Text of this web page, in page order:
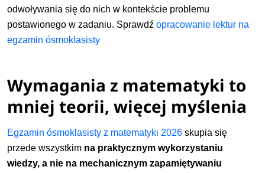
odwoływania się do nich w kontekście problemu
postawionego w zadaniu. Sprawdźopracowanie lektur na
egzamin ósmoklasisty
Wymagania z matematyki to
mniej teorii, więcej myślenia
Egzamin ósmoklasisty z matematyki 2026 skupia się
przede wszystkim na praktycznym wykorzystaniu
wiedzy, a nie na mechanicznym zapamiętywaniu